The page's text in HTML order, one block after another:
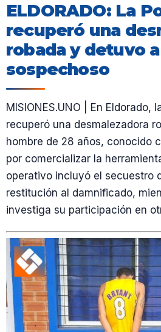
ELDORADO: La
recuperó una
robada y detuvo
sospechoso
MISIONES.UNO | En Eldorado,
recuperó una desmalezadora
hombre de 28 años, conocido
por comercializar la
operativo incluyó el secuestro
restitución al damnificado,
investiga su participación en